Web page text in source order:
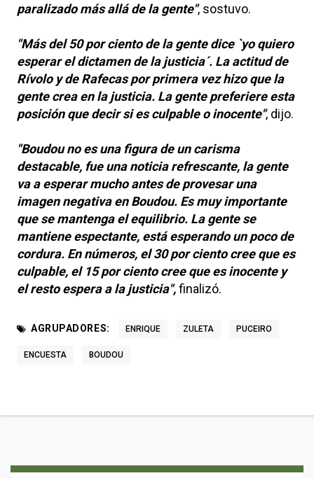
paralizado más allá de la gente", sostuvo.
"Más del 50 por ciento de la gente dice `yo quiero
esperar el dictamen de la justicia´. La actitud de
Rívolo y de Rafecas por primera vez hizo que la
gente crea en la justicia. La gente preferiere esta
posición que decir si es culpable o inocente", dijo.
"Boudou no es una figura de un carisma
destacable, fue una noticia refrescante, la gente
va a esperar mucho antes de provesar una
imagen negativa en Boudou. Es muy importante
que se mantenga el equilibrio. La gente se
mantiene espectante, está esperando un poco de
cordura. En números, el 30 por ciento cree que es
culpable, el 15 por ciento cree que es inocente y
el resto espera a la justicia",finalizó.
AGRUPADORES: ENRIQUE ZULETA PUCEIRO
ENCUESTA BOUDOU